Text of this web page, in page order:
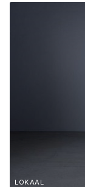
LOKAAL